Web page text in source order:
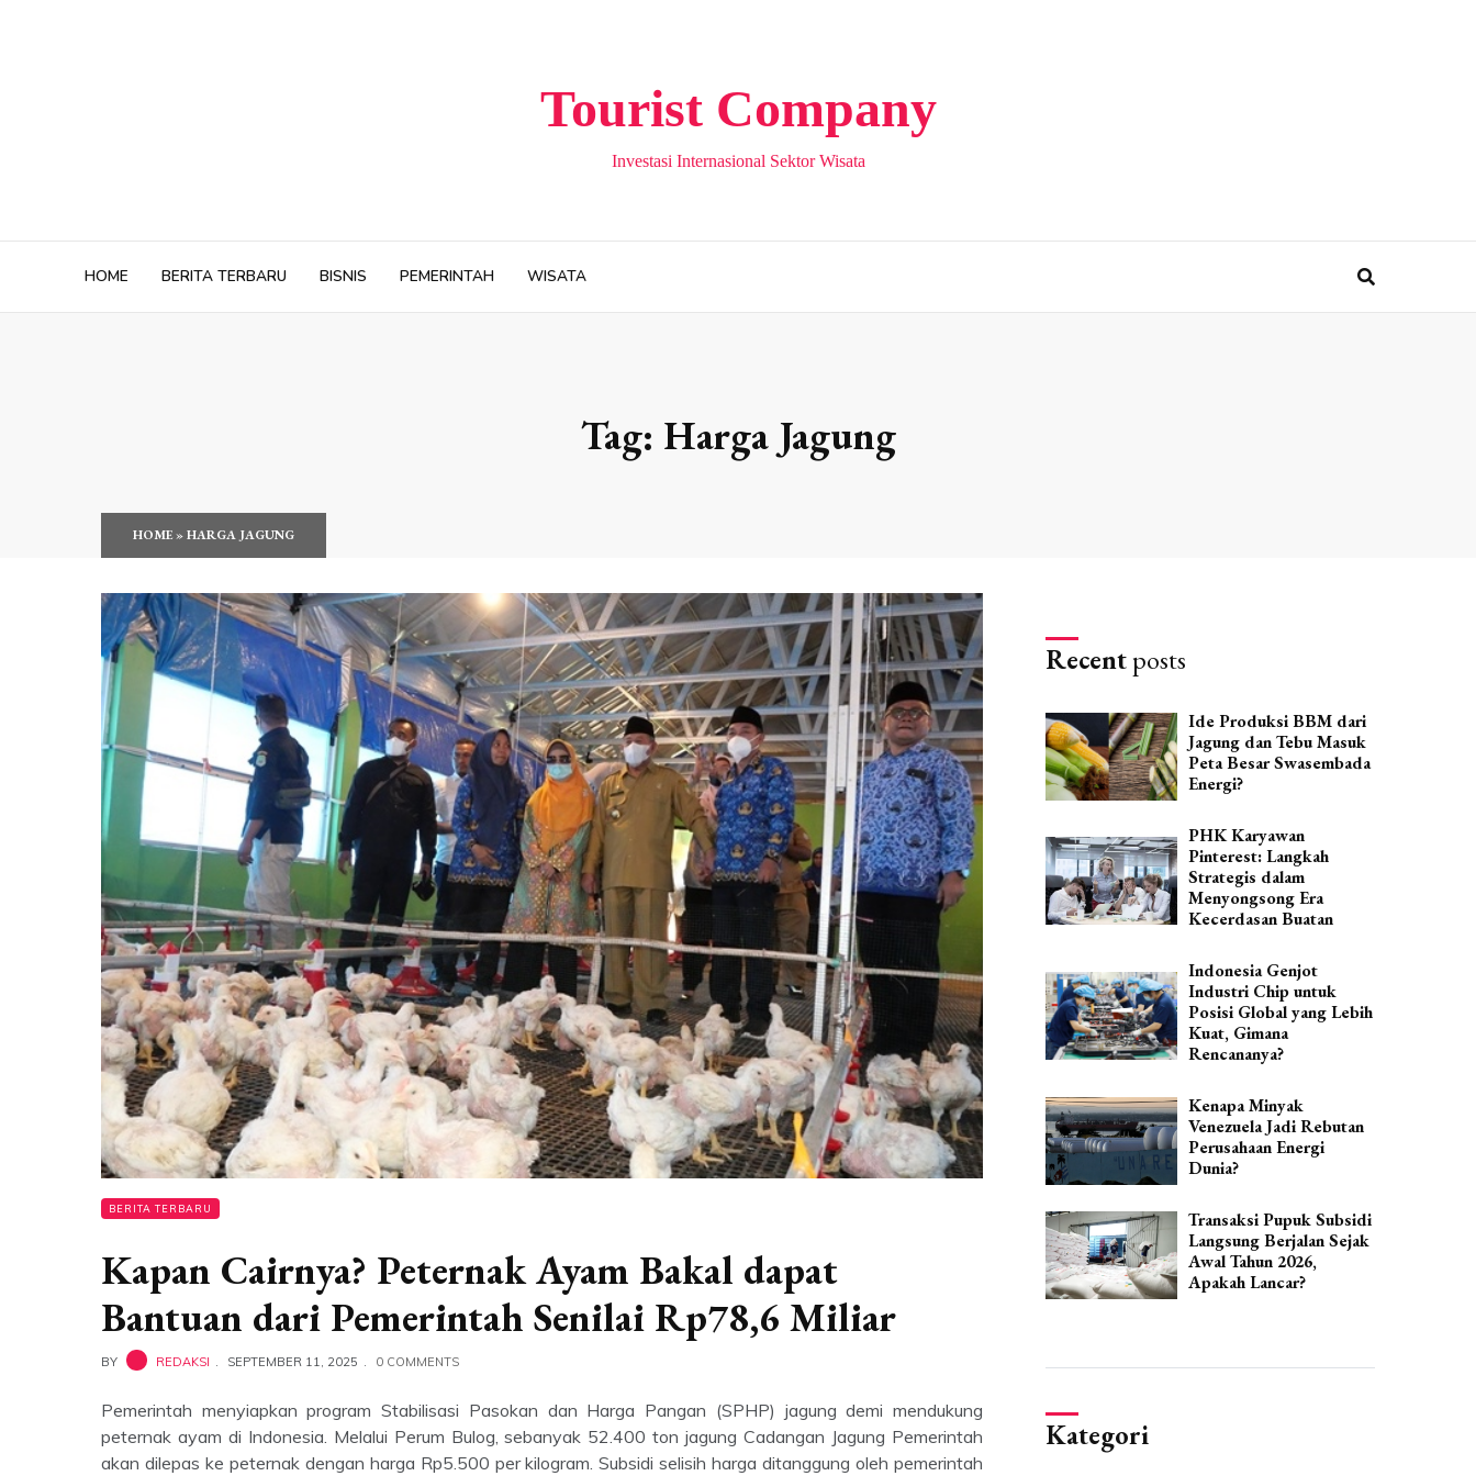
Tourist Company
Investasi Internasional Sektor Wisata
HOME BERITA TERBARU BISNIS PEMERINTAH WISATA
Tag: Harga Jagung
HOME»HARGA JAGUNG
BERITA TERBARU
Kapan Cairnya? Peternak Ayam Bakal dapat
Bantuan dari Pemerintah Senilai Rp78,6 Miliar
BY REDAKSI SEPTEMBER 11, 2025 0 COMMENTS
Pemerintah menyiapkan program Stabilisasi Pasokan dan Harga Pangan (SPHP) jagung demi mendukung
peternak ayam di Indonesia. Melalui Perum Bulog, sebanyak 52.400 ton jagung Cadangan Jagung Pemerintah
akan dilepas ke peternak dengan harga Rp5.500 per kilogram. Subsidi selisih harga ditanggung oleh pemerintah
Recentposts
Ide Produksi BBM dari
Jagung dan Tebu Masuk
Peta Besar Swasembada
Energi?
PHK Karyawan
Pinterest: Langkah
Strategis dalam
Menyongsong Era
Kecerdasan Buatan
Indonesia Genjot
Industri Chip untuk
Posisi Global yang Lebih
Kuat, Gimana
Rencananya?
Kenapa Minyak
Venezuela Jadi Rebutan
Perusahaan Energi
Dunia?
Transaksi Pupuk Subsidi
Langsung Berjalan Sejak
Awal Tahun 2026,
Apakah Lancar?
Kategori